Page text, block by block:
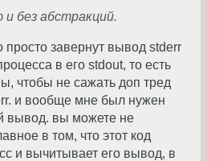
и без абстракций.
завернут вывод stderr
в его stdout, то есть
чтобы не сажать доп тред
и вообще мне был нужен
вывод. вы можете не
в том, что этот код
и вычитывает его вывод, в